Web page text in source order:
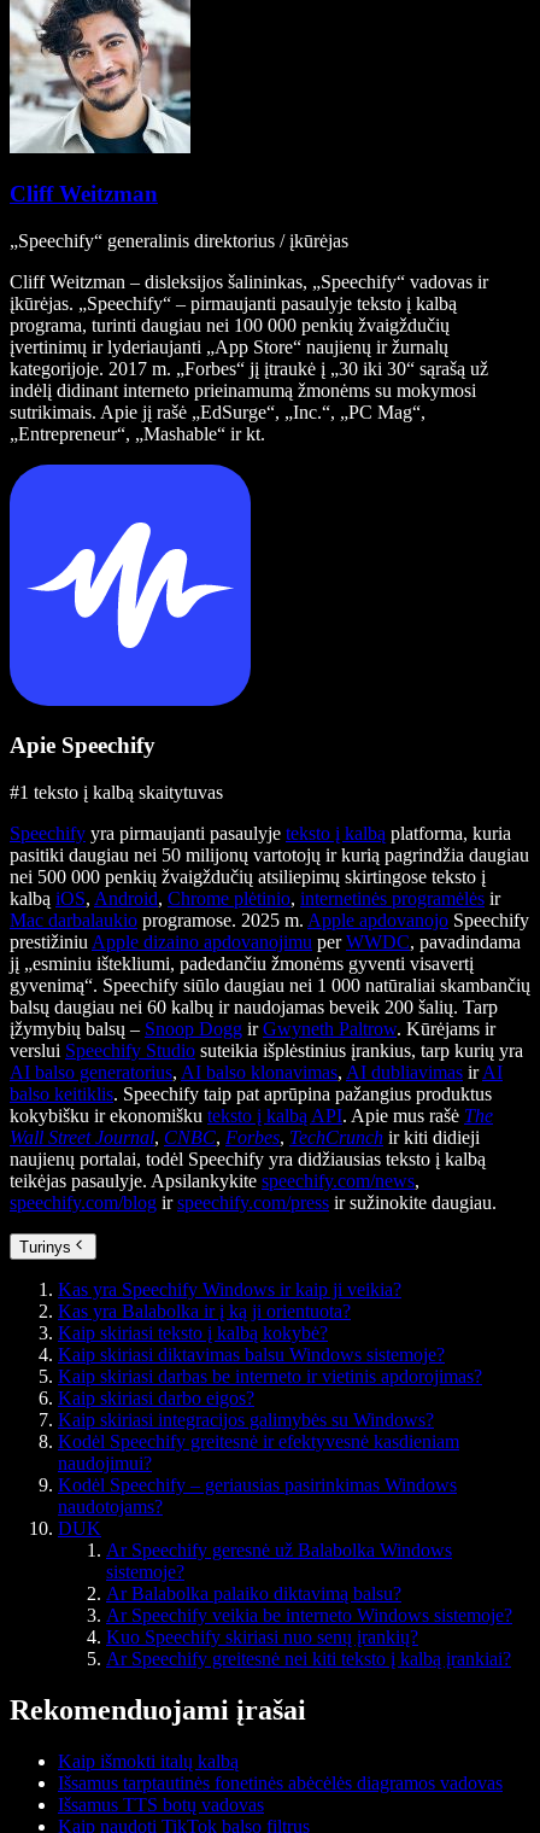
Cliff Weitzman
„Speechify“ generalinis direktorius / įkūrėjas
Cliff Weitzman – disleksijos šalininkas, „Speechify“ vadovas ir
įkūrėjas. „Speechify“ – pirmaujanti pasaulyje teksto į kalbą
programa, turinti daugiau nei 100 000 penkių žvaigždučių
įvertinimų ir lyderiaujanti „App Store“ naujienų ir žurnalų
kategorijoje. 2017 m. „Forbes“ jį įtraukė į „30 iki 30“ sąrašą už
indėlį didinant interneto prieinamumą žmonėms su mokymosi
sutrikimais. Apie jį rašė „EdSurge“, „Inc.“, „PC Mag“,
„Entrepreneur“, „Mashable“ ir kt.
Apie Speechify
#1 teksto į kalbą skaitytuvas
Speechify yra pirmaujanti pasaulyje teksto į kalbą platforma, kuria
pasitiki daugiau nei 50 milijonų vartotojų ir kurią pagrindžia daugiau
nei 500 000 penkių žvaigždučių atsiliepimų skirtingose teksto į
kalbą iOS, Android, Chrome plėtinio, internetinės programėlės ir
Mac darbalaukio programose. 2025 m. Apple apdovanojo Speechify
prestižiniu Apple dizaino apdovanojimu perWWDC, pavadindama
jį „esminiu ištekliumi, padedančiu žmonėms gyventi visavertį
gyvenimą“. Speechify siūlo daugiau nei 1 000 natūraliai skambančių
balsų daugiau nei 60 kalbų ir naudojamas beveik 200 šalių. Tarp
įžymybių balsų – Snoop Dogg irGwyneth Paltrow. Kūrėjams ir
verslui Speechify Studio suteikia išplėstinius įrankius, tarp kurių yra
AI balso generatorius, AI balso klonavimas, AI dubliavimas irAI
balso keitiklis. Speechify taip pat aprūpina pažangius produktus
kokybišku ir ekonomišku teksto į kalbą API. Apie mus rašė The
Wall Street Journal, CNBC, Forbes, TechCrunch ir kiti didieji
naujienų portalai, todėl Speechify yra didžiausias teksto į kalbą
teikėjas pasaulyje. Apsilankykite speechify.com/news,
speechify.com/blog irspeechify.com/press ir sužinokite daugiau.
Turinys
Kas yra Speechify Windows ir kaip ji veikia?
Kas yra Balabolka ir į ką ji orientuota?
Kaip skiriasi teksto į kalbą kokybė?
Kaip skiriasi diktavimas balsu Windows sistemoje?
Kaip skiriasi darbas be interneto ir vietinis apdorojimas?
Kaip skiriasi darbo eigos?
Kaip skiriasi integracijos galimybės su Windows?
Kodėl Speechify greitesnė ir efektyvesnė kasdieniam
naudojimui?
Kodėl Speechify – geriausias pasirinkimas Windows
naudotojams?
DUK
Ar Speechify geresnė už Balabolka Windows
sistemoje?
Ar Balabolka palaiko diktavimą balsu?
Ar Speechify veikia be interneto Windows sistemoje?
Kuo Speechify skiriasi nuo senų įrankių?
Ar Speechify greitesnė nei kiti teksto į kalbą įrankiai?
Rekomenduojami įrašai
Kaip išmokti italų kalbą
Išsamus tarptautinės fonetinės abėcėlės diagramos vadovas
Išsamus TTS botų vadovas
Kaip naudoti TikTok balso filtrus